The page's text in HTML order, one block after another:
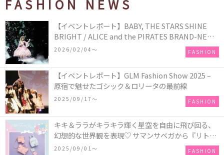
FASHION NEWS
【イベントレポート】BABY, THE STARS SHINE
BRIGHT / ALICE and the PIRATES BRAND-NEW
COLLECTION in TOKYO
2026/02/04〜 FASHION
【イベントレポート】GLM Fashion Show 2025 –
原宿で魅せたゴシック＆ロリータの最前線
2025/09/17〜 FASHION
キキ＆ララがキラキラ輝く星空を自由に飛び回る、
幻想的な世界観を表現♡ サマンサベガから『リトル
ツインスターズ』50周年アニバーサリーイヤー』を
2025/09/01〜 FASHION